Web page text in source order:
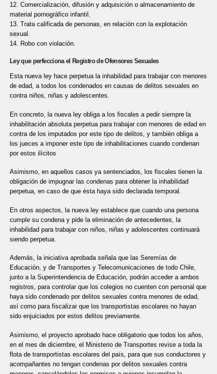
12. Comercialización, difusión y adquisición o almacenamiento de
material pornográfico infantil.
13. Trata calificada de personas, en relación con la explotación
sexual.
14. Robo con violación.
Ley que perfecciona el Registro de Ofensores Sexuales
Esta nueva ley hace perpetua la inhabilidad para trabajar con menores
de edad, a todos los condenados en causas de delitos sexuales en
contra niños, niñas y adolescentes.
En concreto, la nueva ley obliga a los fiscales a pedir siempre la
inhabilitación absoluta perpetua para trabajar con menores de edad en
contra de los imputados por este tipo de delitos, y también obliga a
los jueces a imponer este tipo de inhabilitaciones cuando condenan
por estos ilícitos
Asimismo, en aquellos casos ya sentenciados, los fiscales tienen la
obligación de impugnar las condenas para obtener la inhabilidad
perpetua, en caso de que ésta haya sido declarada temporal.
En otros aspectos, la nueva ley establece que cuando una persona
cumple su condena y pide la eliminación de antecedentes, la
inhabilidad para trabajar con niños, niñas y adolescentes continuará
siendo perpetua.
Además, la iniciativa aprobada señala que las Seremías de
Educación, y de Transportes y Telecomunicaciones de todo Chile,
junto a la Superintendencia de Educación, podrán acceder a ambos
registros, para controlar que los colegios no cuenten con personal que
haya sido condenado por delitos sexuales contra menores de edad,
así como para fiscalizar que los transportistas escolares no hayan
sido enjuiciados por estos delitos previamente.
Asimismo, el proyecto aprobado hace obligatorio que todos los años,
en el mes de diciembre, el Ministerio de Transportes revise a toda la
flota de transportistas escolares del país, para que sus conductores y
acompañantes no tengan condenas por delitos sexuales contra